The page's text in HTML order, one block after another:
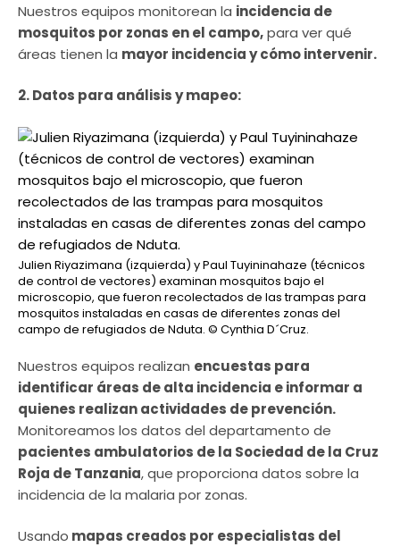
Nuestros equipos monitorean la incidencia de
mosquitos por zonas en el campo,para ver qué
áreas tienen la mayor incidencia y cómo intervenir.
2. Datos para análisis y mapeo:
Julien Riyazimana (izquierda) y Paul Tuyininahaze (técnicos
de control de vectores) examinan mosquitos bajo el
microscopio, que fueron recolectados de las trampas para
mosquitos instaladas en casas de diferentes zonas del
campo de refugiados de Nduta. © Cynthia D´Cruz.
Nuestros equipos realizan encuestas para
identificar áreas de alta incidencia e informar a
quienes realizan actividades de prevención.
Monitoreamos los datos del departamento de
pacientes ambulatorios de la Sociedad de la Cruz
Roja de Tanzania, que proporciona datos sobre la
incidencia de la malaria por zonas.
Usando mapas creados por especialistas del